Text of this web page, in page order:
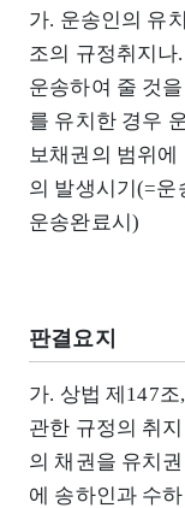
가. 운송인의 유
조의 규정취지나
운송하여 줄 것
를 유치한 경우
보채권의 범위
의 발생시기(=운
운송완료시)
판결요지
가. 상법 제147
관한 규정의 취
의 채권을 유치
에 송하인과 수